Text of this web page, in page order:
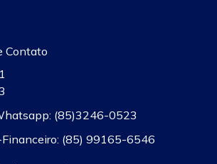
Contato
(85)3246-0523
(85) 99165-6546